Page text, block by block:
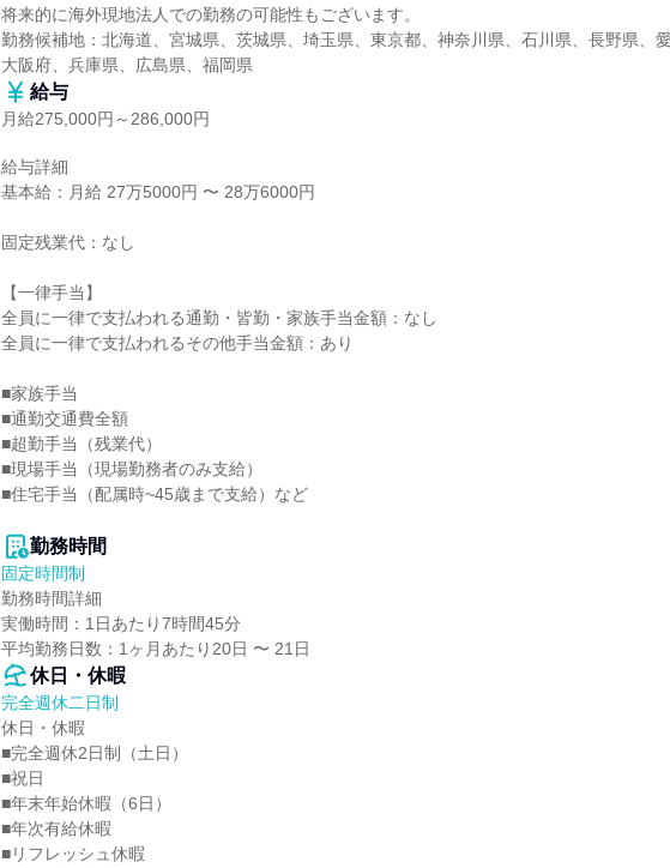
将来的に海外現地法人での勤務の可能性もございます。
勤務候補地：北海道、宮城県、茨城県、埼玉県、東京都、神奈川県、石川県、長野県、愛
大阪府、兵庫県、広島県、福岡県
給与
月給275,000円～286,000円
給与詳細
基本給：月給 27万5000円 〜 28万6000円
固定残業代：なし
【一律手当】
全員に一律で支払われる通勤・皆勤・家族手当金額：なし
全員に一律で支払われるその他手当金額：あり
■家族手当
■通勤交通費全額
■超勤手当（残業代）
■現場手当（現場勤務者のみ支給）
■住宅手当（配属時~45歳まで支給）など
勤務時間
固定時間制
勤務時間詳細
実働時間：1日あたり7時間45分
平均勤務日数：1ヶ月あたり20日 〜 21日
休日・休暇
完全週休二日制
休日・休暇
■完全週休2日制（土日）
■祝日
■年末年始休暇（6日）
■年次有給休暇
■リフレッシュ休暇